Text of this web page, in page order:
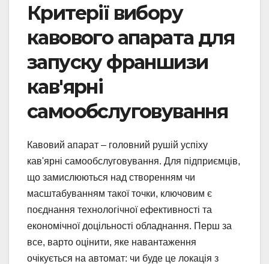
Критерії вибору
кавового апарата для
запуску франшизи
кав'ярні
самообслуговування
Кавовий апарат – головний рушій успіху
кав'ярні самообслуговування. Для підприємців,
що замислюються над створенням чи
масштабуванням такої точки, ключовим є
поєднання технологічної ефективності та
економічної доцільності обладнання. Перш за
все, варто оцінити, яке навантаження
очікується на автомат: чи буде це локація з